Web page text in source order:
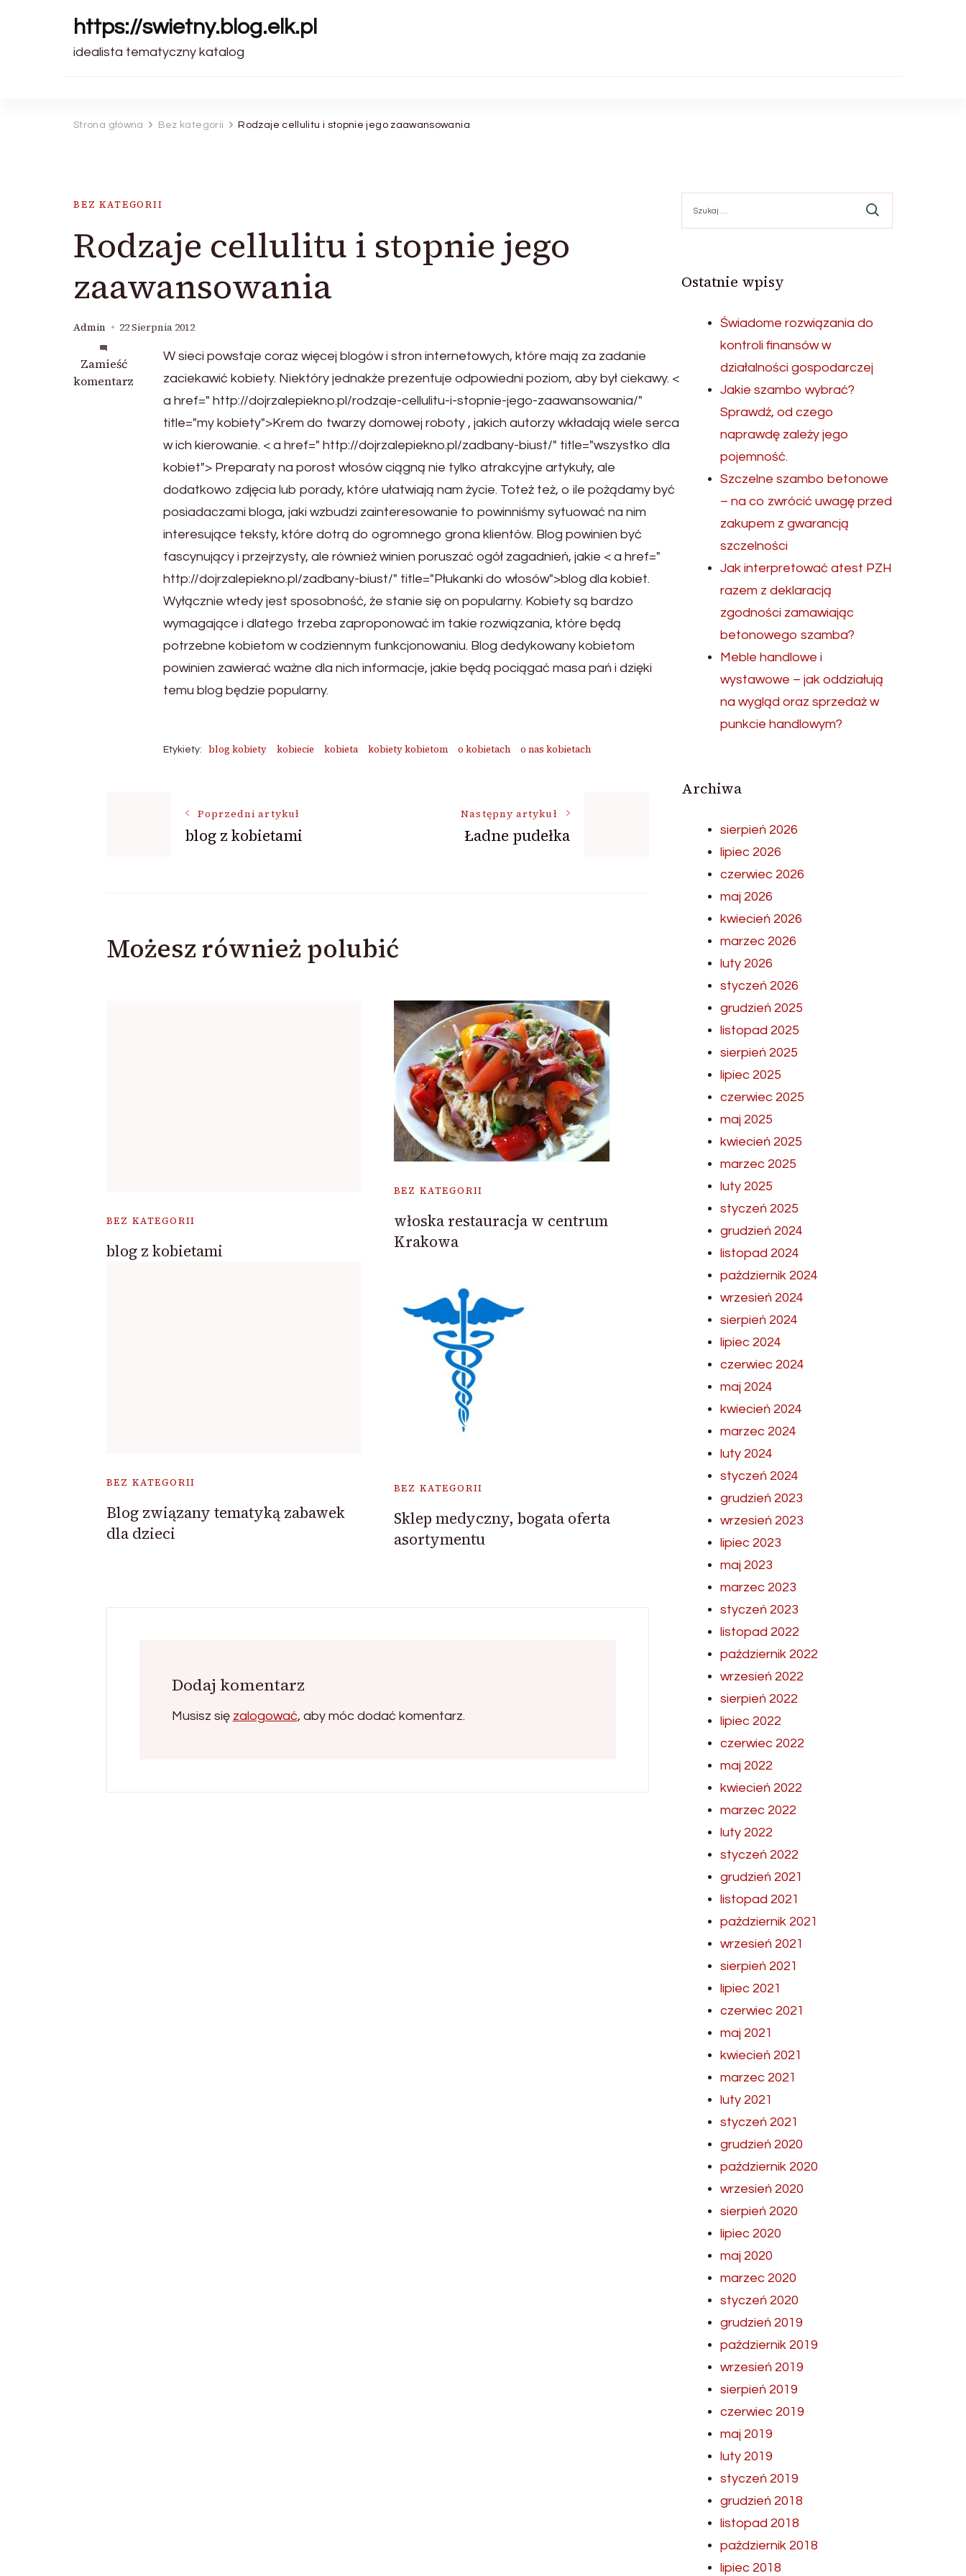
https://swietny.blog.elk.pl
idealista tematyczny katalog
Strona główna Bez kategorii Rodzaje cellulitu i stopnie jego zaawansowania
BEZ KATEGORII
Rodzaje cellulitu i stopnie jego
zaawansowania
Admin 22 Sierpnia 2012
Zamieść
komentarz
we
wpisie
zaawansowania
W sieci powstaje coraz więcej blogów i stron internetowych, które mają za zadanie
zaciekawić kobiety. Niektóry jednakże prezentuje odpowiedni poziom, aby był ciekawy. <
a href=" http://dojrzalepiekno.pl/rodzaje-cellulitu-i-stopnie-jego-zaawansowania/"
title="my kobiety">Krem do twarzy domowej roboty , jakich autorzy wkładają wiele serca
w ich kierowanie. < a href=" http://dojrzalepiekno.pl/zadbany-biust/" title="wszystko dla
kobiet"> Preparaty na porost włosów ciągną nie tylko atrakcyjne artykuły, ale
dodatkowo zdjęcia lub porady, które ułatwiają nam życie. Toteż też, o ile pożądamy być
posiadaczami bloga, jaki wzbudzi zainteresowanie to powinniśmy sytuować na nim
interesujące teksty, które dotrą do ogromnego grona klientów. Blog powinien być
fascynujący i przejrzysty, ale również winien poruszać ogół zagadnień, jakie < a href="
http://dojrzalepiekno.pl/zadbany-biust/" title="Płukanki do włosów">blog dla kobiet.
Wyłącznie wtedy jest sposobność, że stanie się on popularny. Kobiety są bardzo
wymagające i dlatego trzeba zaproponować im takie rozwiązania, które będą
potrzebne kobietom w codziennym funkcjonowaniu. Blog dedykowany kobietom
powinien zawierać ważne dla nich informacje, jakie będą pociągać masa pań i dzięki
temu blog będzie popularny.
Etykiety: blog kobiety kobiecie kobieta kobiety kobietom o kobietach o nas kobietach
NawigacjaPoprzedni artykuł
blog z kobietami
Następny artykuł
Ładne pudełka
Możesz również polubić
BEZ KATEGORII
blog z kobietami
BEZ KATEGORII
włoska restauracja w centrum
Krakowa
BEZ KATEGORII
Blog związany tematyką zabawek
dla dzieci
BEZ KATEGORII
Sklep medyczny, bogata oferta
asortymentu
Dodaj komentarz
Musisz się zalogować, aby móc dodać komentarz.
Ostatnie wpisy
Świadome rozwiązania do
kontroli finansów w
działalności gospodarczej
Jakie szambo wybrać?
Sprawdź, od czego
naprawdę zależy jego
pojemność.
Szczelne szambo betonowe
– na co zwrócić uwagę przed
zakupem z gwarancją
szczelności
Jak interpretować atest PZH
razem z deklaracją
zgodności zamawiając
betonowego szamba?
Meble handlowe i
wystawowe – jak oddziałują
na wygląd oraz sprzedaż w
punkcie handlowym?
Archiwa
sierpień 2026
lipiec 2026
czerwiec 2026
maj 2026
kwiecień 2026
marzec 2026
luty 2026
styczeń 2026
grudzień 2025
listopad 2025
sierpień 2025
lipiec 2025
czerwiec 2025
maj 2025
kwiecień 2025
marzec 2025
luty 2025
styczeń 2025
grudzień 2024
listopad 2024
październik 2024
wrzesień 2024
sierpień 2024
lipiec 2024
czerwiec 2024
maj 2024
kwiecień 2024
marzec 2024
luty 2024
styczeń 2024
grudzień 2023
wrzesień 2023
lipiec 2023
maj 2023
marzec 2023
styczeń 2023
listopad 2022
październik 2022
wrzesień 2022
sierpień 2022
lipiec 2022
czerwiec 2022
maj 2022
kwiecień 2022
marzec 2022
luty 2022
styczeń 2022
grudzień 2021
listopad 2021
październik 2021
wrzesień 2021
sierpień 2021
lipiec 2021
czerwiec 2021
maj 2021
kwiecień 2021
marzec 2021
luty 2021
styczeń 2021
grudzień 2020
październik 2020
wrzesień 2020
sierpień 2020
lipiec 2020
maj 2020
marzec 2020
styczeń 2020
grudzień 2019
październik 2019
wrzesień 2019
sierpień 2019
czerwiec 2019
maj 2019
luty 2019
styczeń 2019
grudzień 2018
listopad 2018
październik 2018
lipiec 2018